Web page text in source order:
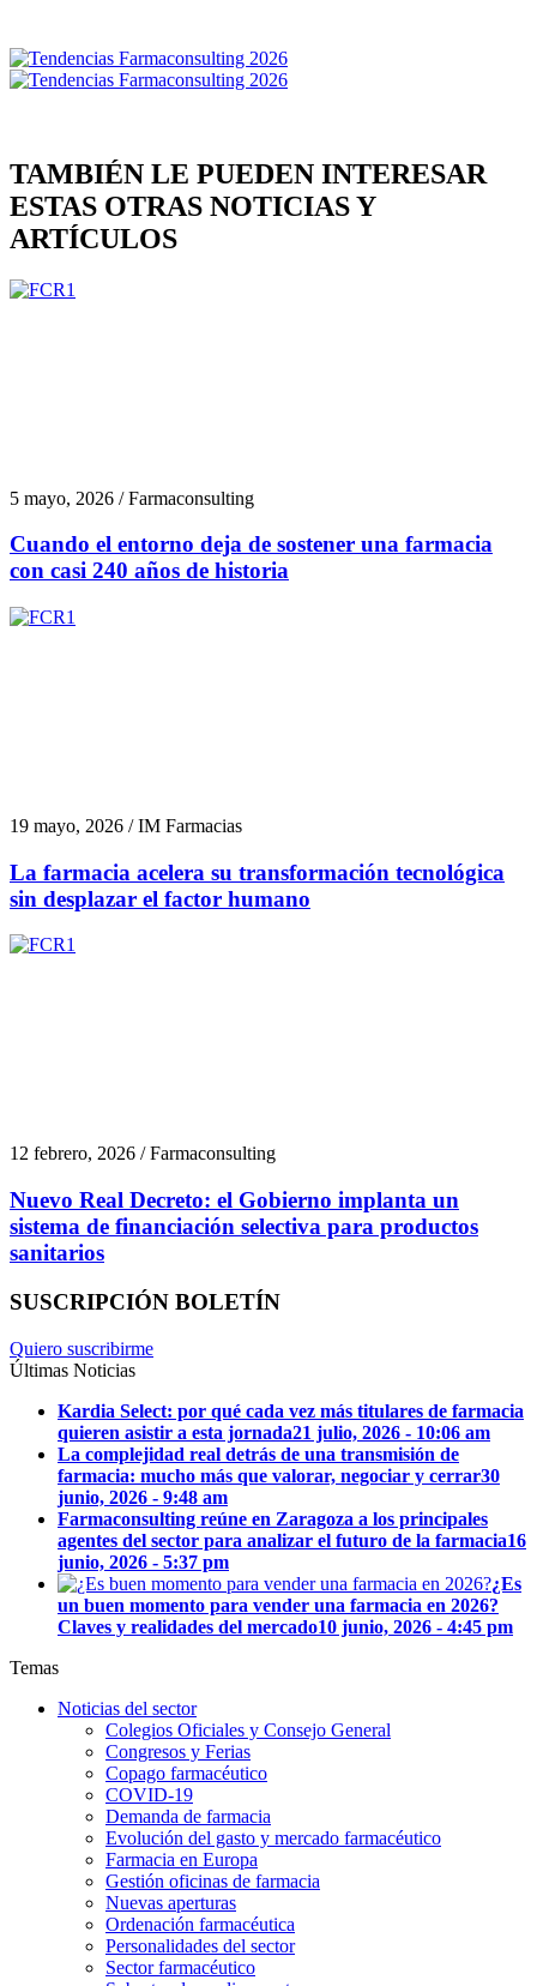
TAMBIÉN LE PUEDEN INTERESAR
ESTAS OTRAS NOTICIAS Y
ARTÍCULOS
5 mayo, 2026 / Farmaconsulting
Cuando el entorno deja de sostener una farmacia
con casi 240 años de historia
19 mayo, 2026 / IM Farmacias
La farmacia acelera su transformación tecnológica
sin desplazar el factor humano
12 febrero, 2026 / Farmaconsulting
Nuevo Real Decreto: el Gobierno implanta un
sistema de financiación selectiva para productos
sanitarios
SUSCRIPCIÓN BOLETÍN
Quiero suscribirme
Últimas Noticias
Kardia Select: por qué cada vez más titulares de farmacia
quieren asistir a esta jornada21 julio, 2026 - 10:06 am
La complejidad real detrás de una transmisión de
farmacia: mucho más que valorar, negociar y cerrar30
junio, 2026 - 9:48 am
Farmaconsulting reúne en Zaragoza a los principales
agentes del sector para analizar el futuro de la farmacia16
junio, 2026 - 5:37 pm
¿Es
un buen momento para vender una farmacia en 2026?
Claves y realidades del mercado10 junio, 2026 - 4:45 pm
Temas
Noticias del sector
Colegios Oficiales y Consejo General
Congresos y Ferias
Copago farmacéutico
COVID-19
Demanda de farmacia
Evolución del gasto y mercado farmacéutico
Farmacia en Europa
Gestión oficinas de farmacia
Nuevas aperturas
Ordenación farmacéutica
Personalidades del sector
Sector farmacéutico